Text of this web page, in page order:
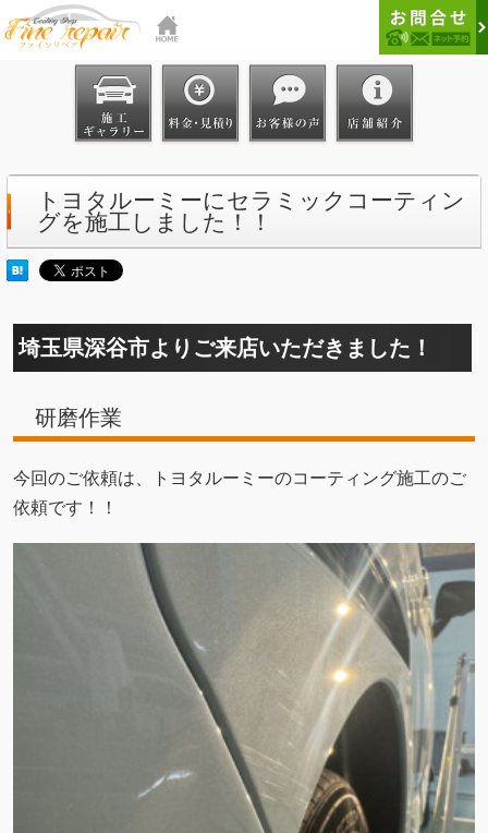
トヨタルーミーにセラミックコーティン
グを施工しました！！
埼玉県深谷市よりご来店いただきました！
研磨作業
今回のご依頼は、トヨタルーミーのコーティング施工のご
依頼です！！